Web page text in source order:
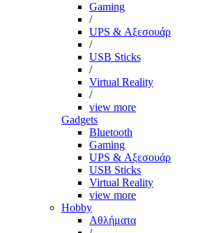
Gaming
/
UPS & Αξεσουάρ
/
USB Sticks
/
Virtual Reality
/
view more
Gadgets
Bluetooth
Gaming
UPS & Αξεσουάρ
USB Sticks
Virtual Reality
view more
Hobby
Αθλήματα